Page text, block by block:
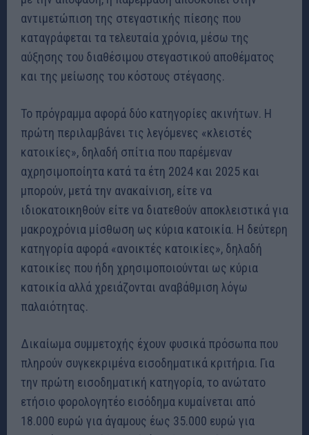
αντιμετώπιση της στεγαστικής πίεσης που
καταγράφεται τα τελευταία χρόνια, μέσω της
αύξησης του διαθέσιμου στεγαστικού αποθέματος
και της μείωσης του κόστους στέγασης.
Το πρόγραμμα αφορά δύο κατηγορίες ακινήτων. Η
πρώτη περιλαμβάνει τις λεγόμενες «κλειστές
κατοικίες», δηλαδή σπίτια που παρέμεναν
αχρησιμοποίητα κατά τα έτη 2024 και 2025 και
μπορούν, μετά την ανακαίνιση, είτε να
ιδιοκατοικηθούν είτε να διατεθούν αποκλειστικά για
μακροχρόνια μίσθωση ως κύρια κατοικία. Η δεύτερη
κατηγορία αφορά «ανοικτές κατοικίες», δηλαδή
κατοικίες που ήδη χρησιμοποιούνται ως κύρια
κατοικία αλλά χρειάζονται αναβάθμιση λόγω
παλαιότητας.
Δικαίωμα συμμετοχής έχουν φυσικά πρόσωπα που
πληρούν συγκεκριμένα εισοδηματικά κριτήρια. Για
την πρώτη εισοδηματική κατηγορία, το ανώτατο
ετήσιο φορολογητέο εισόδημα κυμαίνεται από
18.000 ευρώ για άγαμους έως 35.000 ευρώ για